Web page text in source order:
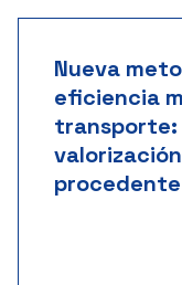
Nueva
eficiencia
transporte: